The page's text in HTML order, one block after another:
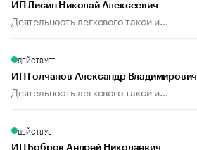
ИП Лисин Николай Алексеевич
Деятельность легкового такси и...
ДЕЙСТВУЕТ
ИП Голчанов Александр Владимирович
Деятельность легкового такси и...
ДЕЙСТВУЕТ